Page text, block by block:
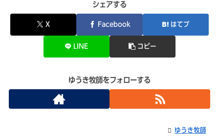
シェアする
X Facebook はてブ
LINE コピー
ゆうき牧師をフォローする
ゆうき牧師